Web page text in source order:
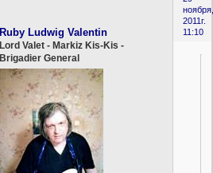
ноября,
2011г.
11:10
Ruby Ludwig Valentin
Lord Valet - Markiz Kis-Kis -
Brigadier General